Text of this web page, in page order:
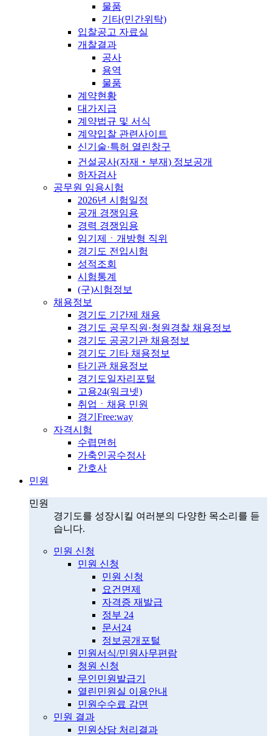
물품
기타(민간위탁)
입찰공고 자료실
개찰결과
공사
용역
물품
계약현황
대가지급
계약법규 및 서식
계약입찰 관련사이트
신기술·특허 열린창구
건설공사(자재‧부재) 정보공개
하자검사
공무원 임용시험
2026년 시험일정
공개 경쟁임용
경력 경쟁임용
임기제ㆍ개방형 직위
경기도 전입시험
성적조회
시험통계
(구)시험정보
채용정보
경기도 기간제 채용
경기도 공무직원·청원경찰 채용정보
경기도 공공기관 채용정보
경기도 기타 채용정보
타기관 채용정보
경기도일자리포털
고용24(워크넷)
취업ㆍ채용 민원
경기Free:way
자격시험
수렵면허
가축인공수정사
간호사
민원
민원
경기도를 성장시킬 여러분의 다양한 목소리를 듣
습니다.
민원 신청
민원 신청
민원 신청
요건면제
자격증 재발급
정부 24
문서24
정보공개포털
민원서식/민원사무편람
청원 신청
무인민원발급기
열린민원실 이용안내
민원수수료 감면
민원 결과
민원상담 처리결과